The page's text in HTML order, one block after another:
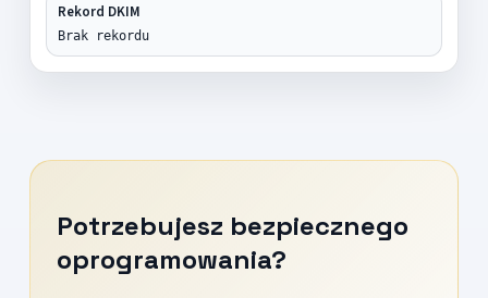
Rekord DKIM
Brak rekordu
Potrzebujesz bezpiecznego
oprogramowania?